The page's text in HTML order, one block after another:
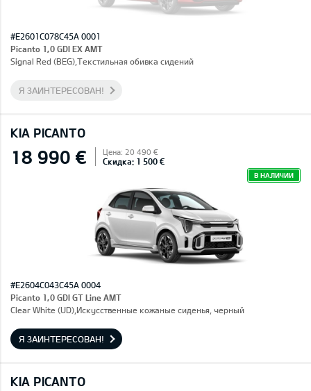
#E2601C078C45A 0001
Picanto 1,0 GDI EX AMT
Signal Red (BEG),Текстильная обивка сидений
Я ЗАИНТЕРЕСОВАН!
KIA PICANTO
18 990 € Цена: 20 490 €
Скидка: 1 500 €
В НАЛИЧИИ
#E2604C043C45A 0004
Picanto 1,0 GDI GT Line AMT
Clear White (UD),Искусственные кожаные сиденья, черный
Я ЗАИНТЕРЕСОВАН!
KIA PICANTO